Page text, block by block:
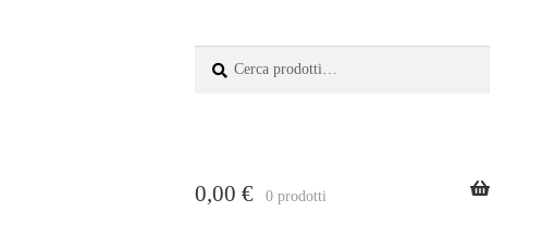
0,00 € 0 prodotti